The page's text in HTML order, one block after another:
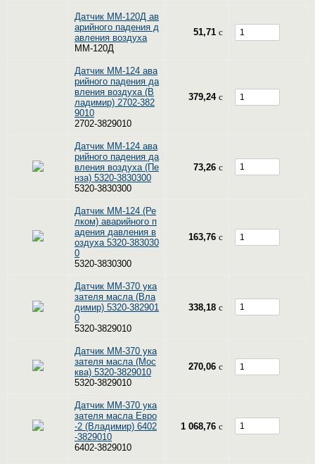
Датчик ММ-120Д ав
арийного падения д
авления воздуха
ММ-120Д
51,71 c
Датчик ММ-124 ава
рийного падения да
вления воздуха (В
ладимир) 2702-382
9010
2702-3829010
379,24 c
Датчик ММ-124 ава
рийного падения да
вления воздуха (Пе
нза) 5320-3830300
5320-3830300
73,26 c
Датчик ММ-124 (Ре
лком) аварийного п
адения давления в
оздуха 5320-383030
0
5320-3830300
163,76 c
Датчик ММ-370 ука
зателя масла (Вла
димир) 5320-382901
0
5320-3829010
338,18 c
Датчик ММ-370 ука
зателя масла (Мос
ква) 5320-3829010
5320-3829010
270,06 c
Датчик ММ-370 ука
зателя масла Евро
-2 (Владимир) 6402
-3829010
6402-3829010
1 068,76 c